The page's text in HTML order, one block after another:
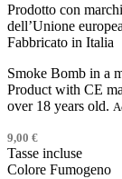
Prodotto con
dell’Unione
Fabbricato in Italia
Smoke Bomb in a
Product with CE
over 18 years old.
9,00 €
Tasse incluse
Colore Fumogeno